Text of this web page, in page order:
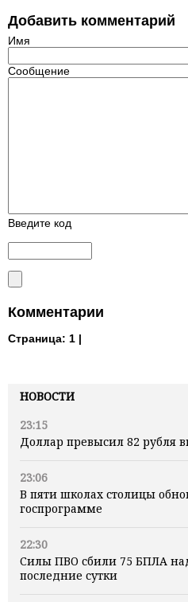
НОВОСТИ
23:15
Доллар превысил 82 рубля
23:06
В пяти школах столицы
госпрограмме
22:30
Силы ПВО сбили 75 БПЛА
последние сутки
Добавить комментарий
Имя
Сообщение
Введите код
Комментарии
Страница: 1 |